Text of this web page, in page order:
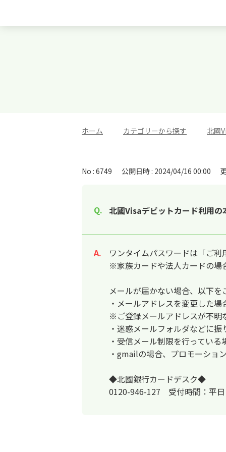
ホーム カテゴリーから探す 北國
No : 6749 公開日時 : 2024/04/16 00:00
北國Visaデビットカード利用
回答
ワンタイムパスワードは「ご
※家族カードや法人カードの場
メールが届かない場合、以下を
・メールアドレスを変更した
※ご登録メールアドレスが不明
・迷惑メールフォルダなどに
・受信メール制限を行っている
・gmailの場合、プロモーショ
◆北國銀行カードデスク◆
0120-946-127 受付時間：平